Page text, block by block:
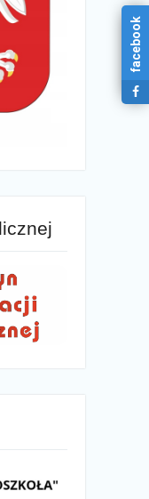
facebook